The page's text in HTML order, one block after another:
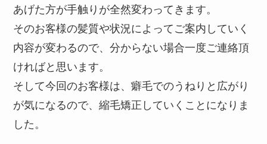
あげた方が手触りが全然変わってきます。
そのお客様の髪質や状況によってご案内していく
内容が変わるので、分からない場合一度ご連絡頂
ければと思います。
そして今回のお客様は、癖毛でのうねりと広がり
が気になるので、縮毛矯正していくことになりま
した。